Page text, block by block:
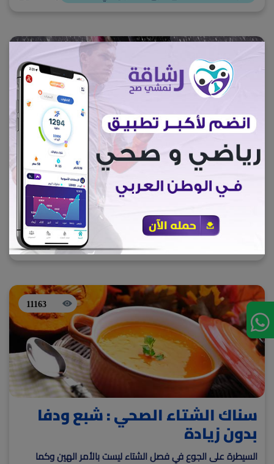
16465
اخسر 10 كيلو من وزنك في الشتاء
بخطوات بسيطة
يقع جميع البشر سواء الرياضيين أو الأشخاص العاديين في فخ زيادة
وفقدان الكتلة العضلية في فصل الشتاء فالشتاء يمثل مشكلة
لأن معظمنا يضعف أمام الكسل والبرد.
11163
سناك الشتاء الصحي : شبع ودفا
بدون زيادة
السيطرة على الجوع في فصل الشتاء ليست بالأمر الهين وكما